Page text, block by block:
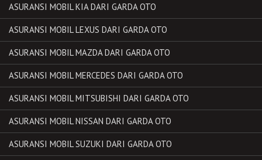
ASURANSI MOBIL KIA DARI GARDA OTO
ASURANSI MOBIL LEXUS DARI GARDA OTO
ASURANSI MOBIL MAZDA DARI GARDA OTO
ASURANSI MOBIL MERCEDES DARI GARDA OTO
ASURANSI MOBIL MITSUBISHI DARI GARDA OTO
ASURANSI MOBIL NISSAN DARI GARDA OTO
ASURANSI MOBIL SUZUKI DARI GARDA OTO